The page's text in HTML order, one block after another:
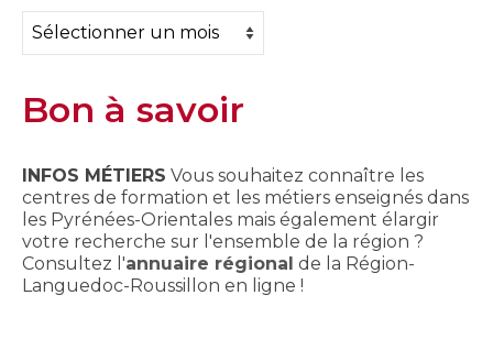
Archives
Bon à savoir
INFOS MÉTIERS Vous souhaitez connaître les
centres de formation et les métiers enseignés dans
les Pyrénées-Orientales mais également élargir
votre recherche sur l'ensemble de la région ?
Consultez l'annuaire régional de la Région-
Languedoc-Roussillon en ligne !